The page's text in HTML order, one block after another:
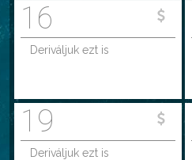
16
Deriváljuk ezt is
19
Deriváljuk ezt is